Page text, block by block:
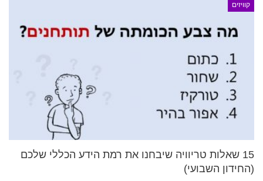
קוויזים
15 שאלות טריוויה שיבחנו את רמת הידע הכללי שלכם
(החידון השבועי)